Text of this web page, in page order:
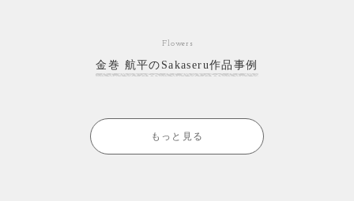
Flowers
金巻 航平のSakaseru作品事例
もっと見る